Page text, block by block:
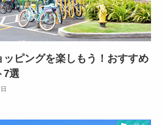
ッピングを楽しもう！おすすめ
7選